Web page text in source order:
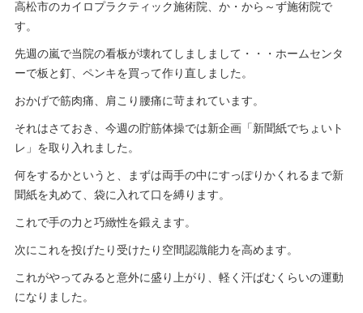
高松市のカイロプラクティック施術院、か・から～ず施術院で
す。
先週の嵐で当院の看板が壊れてしましまして・・・ホームセンタ
ーで板と釘、ペンキを買って作り直しました。
おかげで筋肉痛、肩こり腰痛に苛まれています。
それはさておき、今週の貯筋体操では新企画「新聞紙でちょいト
レ」を取り入れました。
何をするかというと、まずは両手の中にすっぽりかくれるまで新
聞紙を丸めて、袋に入れて口を縛ります。
これで手の力と巧緻性を鍛えます。
次にこれを投げたり受けたり空間認識能力を高めます。
これがやってみると意外に盛り上がり、軽く汗ばむくらいの運動
になりました。